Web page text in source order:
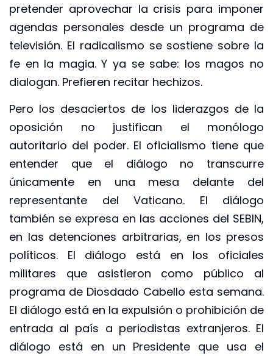
pretender aprovechar la crisis para imponer
agendas personales desde un programa de
televisión. El radicalismo se sostiene sobre la
fe en la magia. Y ya se sabe: los magos no
dialogan. Prefieren recitar hechizos.
Pero los desaciertos de los liderazgos de la
oposición no justifican el monólogo
autoritario del poder. El oficialismo tiene que
entender que el diálogo no transcurre
únicamente en una mesa delante del
representante del Vaticano. El diálogo
también se expresa en las acciones del SEBIN,
en las detenciones arbitrarias, en los presos
políticos. El diálogo está en los oficiales
militares que asistieron como público al
programa de Diosdado Cabello esta semana.
El diálogo está en la expulsión o prohibición de
entrada al país a periodistas extranjeros. El
diálogo está en un Presidente que usa el